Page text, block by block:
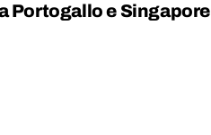
Portogallo e Singapore